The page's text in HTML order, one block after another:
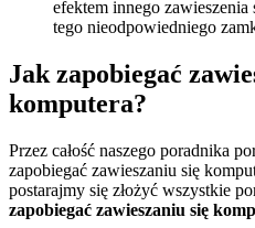
efektem innego
tego nieodpowiedniego
Jak zapobiegać
komputera?
Przez całość naszego poradnika
zapobiegać zawieszaniu się
postarajmy się złożyć wszystkie
zapobiegać zawieszaniu się